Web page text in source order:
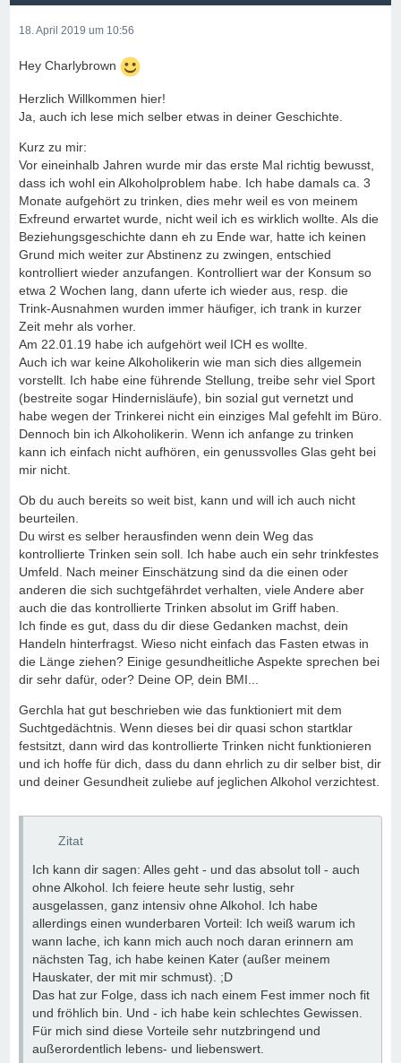
18. April 2019 um 10:56
Hey Charlybrown
Herzlich Willkommen hier!
Ja, auch ich lese mich selber etwas in deiner Geschichte.
Kurz zu mir:
Vor eineinhalb Jahren wurde mir das erste Mal richtig bewusst,
dass ich wohl ein Alkoholproblem habe. Ich habe damals ca. 3
Monate aufgehört zu trinken, dies mehr weil es von meinem
Exfreund erwartet wurde, nicht weil ich es wirklich wollte. Als die
Beziehungsgeschichte dann eh zu Ende war, hatte ich keinen
Grund mich weiter zur Abstinenz zu zwingen, entschied
kontrolliert wieder anzufangen. Kontrolliert war der Konsum so
etwa 2 Wochen lang, dann uferte ich wieder aus, resp. die
Trink-Ausnahmen wurden immer häufiger, ich trank in kurzer
Zeit mehr als vorher.
Am 22.01.19 habe ich aufgehört weil ICH es wollte.
Auch ich war keine Alkoholikerin wie man sich dies allgemein
vorstellt. Ich habe eine führende Stellung, treibe sehr viel Sport
(bestreite sogar Hindernisläufe), bin sozial gut vernetzt und
habe wegen der Trinkerei nicht ein einziges Mal gefehlt im Büro.
Dennoch bin ich Alkoholikerin. Wenn ich anfange zu trinken
kann ich einfach nicht aufhören, ein genussvolles Glas geht bei
mir nicht.
Ob du auch bereits so weit bist, kann und will ich auch nicht
beurteilen.
Du wirst es selber herausfinden wenn dein Weg das
kontrollierte Trinken sein soll. Ich habe auch ein sehr trinkfestes
Umfeld. Nach meiner Einschätzung sind da die einen oder
anderen die sich suchtgefährdet verhalten, viele Andere aber
auch die das kontrollierte Trinken absolut im Griff haben.
Ich finde es gut, dass du dir diese Gedanken machst, dein
Handeln hinterfragst. Wieso nicht einfach das Fasten etwas in
die Länge ziehen? Einige gesundheitliche Aspekte sprechen bei
dir sehr dafür, oder? Deine OP, dein BMI...
Gerchla hat gut beschrieben wie das funktioniert mit dem
Suchtgedächtnis. Wenn dieses bei dir quasi schon startklar
festsitzt, dann wird das kontrollierte Trinken nicht funktionieren
und ich hoffe für dich, dass du dann ehrlich zu dir selber bist, dir
und deiner Gesundheit zuliebe auf jeglichen Alkohol verzichtest.
Zitat
Ich kann dir sagen: Alles geht - und das absolut toll - auch
ohne Alkohol. Ich feiere heute sehr lustig, sehr
ausgelassen, ganz intensiv ohne Alkohol. Ich habe
allerdings einen wunderbaren Vorteil: Ich weiß warum ich
wann lache, ich kann mich auch noch daran erinnern am
nächsten Tag, ich habe keinen Kater (außer meinem
Hauskater, der mit mir schmust). ;D
Das hat zur Folge, dass ich nach einem Fest immer noch fit
und fröhlich bin. Und - ich habe kein schlechtes Gewissen.
Für mich sind diese Vorteile sehr nutzbringend und
außerordentlich lebens- und liebenswert.